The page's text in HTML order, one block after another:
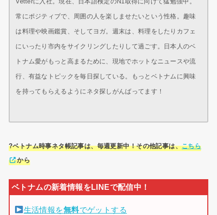
常にポジティブで、周囲の人を楽しませたいという性格。趣味
は料理や映画鑑賞、そしてヨガ。週末は、料理をしたりカフェ
にいったり市内をサイクリングしたりして過ごす。日本人のベ
トナム愛がもっと高まるために、現地でホットなニュースや流
行、有益なトピックを毎日探している。もっとベトナムに興味
を持ってもらえるようにネタ探しがんばってます！
?ベトナム時事ネタ帳記事は、毎週更新中！その他記事は、こちら
から
生活情報を無料でゲットする